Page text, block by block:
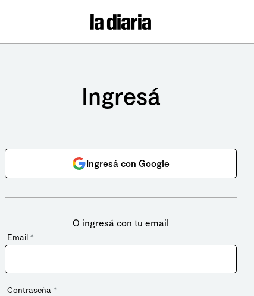
Ingresá
Ingresá con Google
O ingresá con tu email
Email *
Contraseña *